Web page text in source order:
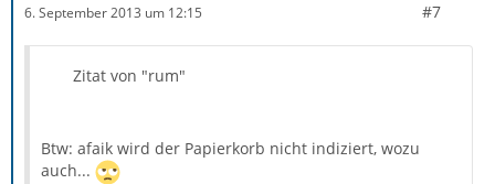
6. September 2013 um 12:15 #7
Zitat von "rum"
Btw: afaik wird der Papierkorb nicht indiziert, wozu
auch...